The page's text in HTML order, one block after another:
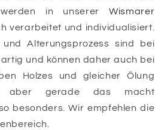
in unsererWismarer
verarbeitet und individualisiert.
Alterungsprozess sind bei
und können daher auch bei
Holzes und gleicher Ölung
aber gerade das macht
besonders. Wir empfehlen die